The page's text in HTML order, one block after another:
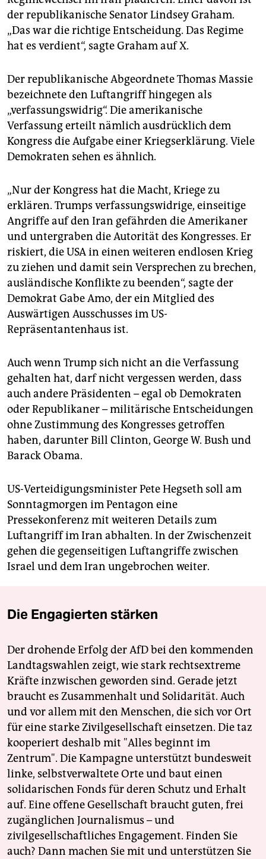
der republikanische Senator Lindsey Graham.
„Das war die richtige Entscheidung. Das Regime
hat es verdient“, sagte Graham auf X.
Der republikanische Abgeordnete Thomas Massie
bezeichnete den Luftangriff hingegen als
„verfassungswidrig“. Die amerikanische
Verfassung erteilt nämlich ausdrücklich dem
Kongress die Aufgabe einer Kriegserklärung. Viele
Demokraten sehen es ähnlich.
„Nur der Kongress hat die Macht, Kriege zu
erklären. Trumps verfassungswidrige, einseitige
Angriffe auf den Iran gefährden die Amerikaner
und untergraben die Autorität des Kongresses. Er
riskiert, die USA in einen weiteren endlosen Krieg
zu ziehen und damit sein Versprechen zu brechen,
ausländische Konflikte zu beenden“, sagte der
Demokrat Gabe Amo, der ein Mitglied des
Auswärtigen Ausschusses im US-
Repräsentantenhaus ist.
Auch wenn Trump sich nicht an die Verfassung
gehalten hat, darf nicht vergessen werden, dass
auch andere Präsidenten – egal ob Demokraten
oder Republikaner – militärische Entscheidungen
ohne Zustimmung des Kongresses getroffen
haben, darunter Bill Clinton, George W. Bush und
Barack Obama.
US-Verteidigungsminister Pete Hegseth soll am
Sonntagmorgen im Pentagon eine
Pressekonferenz mit weiteren Details zum
Luftangriff im Iran abhalten. In der Zwischenzeit
gehen die gegenseitigen Luftangriffe zwischen
Israel und dem Iran ungebrochen weiter.
Die Engagierten stärken
Der drohende Erfolg der AfD bei den kommenden
Landtagswahlen zeigt, wie stark rechtsextreme
Kräfte inzwischen geworden sind. Gerade jetzt
braucht es Zusammenhalt und Solidarität. Auch
und vor allem mit den Menschen, die sich vor Ort
für eine starke Zivilgesellschaft einsetzen. Die taz
kooperiert deshalb mit "Alles beginnt im
Zentrum". Die Kampagne unterstützt bundesweit
linke, selbstverwaltete Orte und baut einen
solidarischen Fonds für deren Schutz und Erhalt
auf. Eine offene Gesellschaft braucht guten, frei
zugänglichen Journalismus – und
zivilgesellschaftliches Engagement. Finden Sie
auch? Dann machen Sie mit und unterstützen Sie